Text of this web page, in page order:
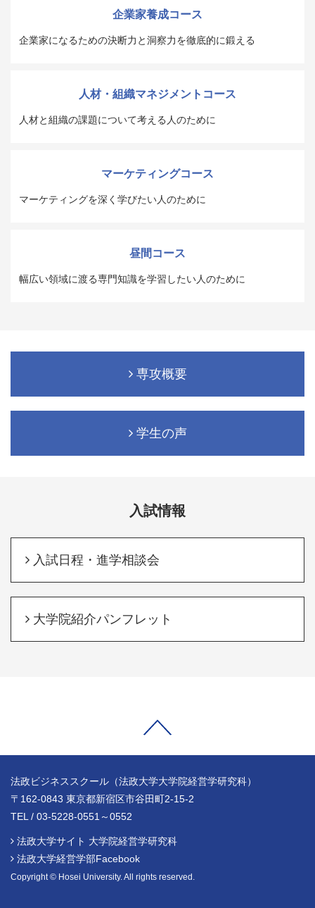
企業家養成コース
企業家になるための決断力と洞察力を徹底的に鍛える
人材・組織マネジメントコース
人材と組織の課題について考える人のために
マーケティングコース
マーケティングを深く学びたい人のために
昼間コース
幅広い領域に渡る専門知識を学習したい人のために
専攻概要
学生の声
入試情報
入試日程・進学相談会
大学院紹介パンフレット
法政ビジネススクール（法政大学大学院経営学研究科）
〒162-0843 東京都新宿区市谷田町2-15-2
TEL / 03-5228-0551～0552
法政大学サイト 大学院経営学研究科
法政大学経営学部Facebook
Copyright © Hosei University. All rights reserved.